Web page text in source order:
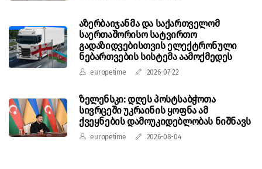
აზერბაიჯანმა და საქართველომ
საერთაშორისო სატვირთო
გადაზიდვებისთვის ელექტრონული
ნებართვების სისტემა აამოქმედეს
europetime 2026-07-22
ზელენსკი: დღეს პოსტსაბჭოთა
სივრცეში უკრაინის ყოფნა ამ
ქვეყნების დამოუკიდებლობას ნიშნავს
europetime 2026-08-04